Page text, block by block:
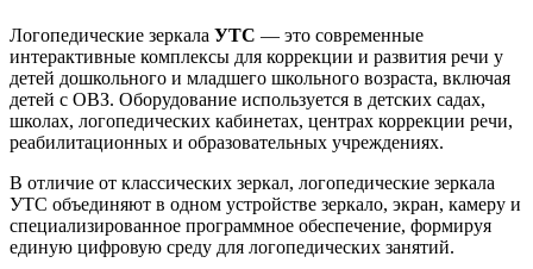
Логопедические зеркала УТС — это современные
интерактивные комплексы для коррекции и развития речи у
детей дошкольного и младшего школьного возраста, включая
детей с ОВЗ. Оборудование используется в детских садах,
школах, логопедических кабинетах, центрах коррекции речи,
реабилитационных и образовательных учреждениях.
В отличие от классических зеркал, логопедические зеркала
УТС объединяют в одном устройстве зеркало, экран, камеру и
специализированное программное обеспечение, формируя
единую цифровую среду для логопедических занятий.